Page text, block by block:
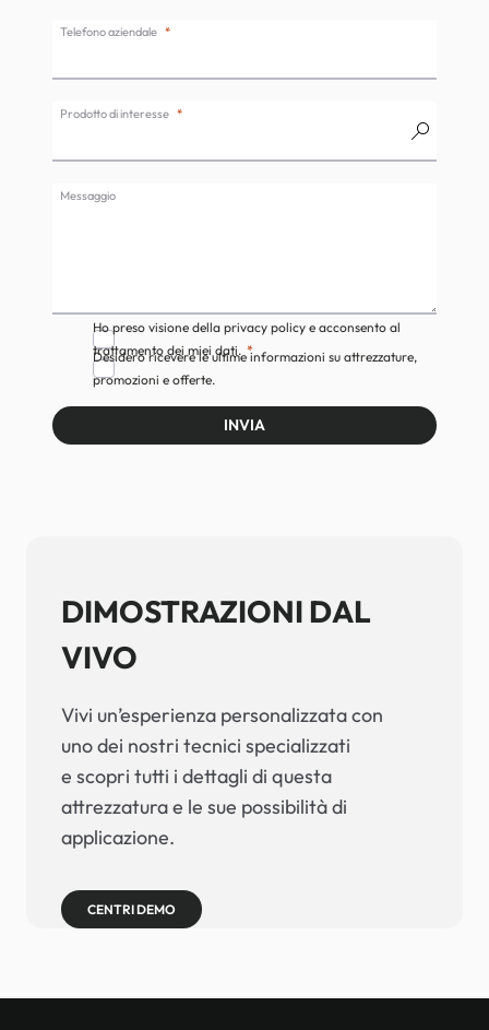
Telefono aziendale
Prodotto di interesse
Messaggio
Ho preso visione della privacy policy e acconsento al
trattamento dei miei dati.
Desidero ricevere le ultime informazioni su attrezzature,
promozioni e offerte.
INVIA
DIMOSTRAZIONI DAL
VIVO
Vivi un’esperienza personalizzata con
uno dei nostri tecnici specializzati
e scopri tutti i dettagli di questa
attrezzatura e le sue possibilità di
applicazione.
CENTRI DEMO